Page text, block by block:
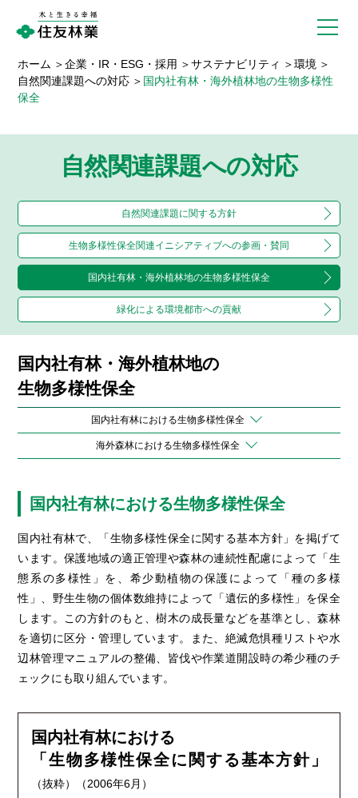
ホーム 企業・IR・ESG・採用 サステナビリティ
環境
自然関連課題への対応
国内社有林・海外植林地の生物多様性
保全
自然関連課題への対応
自然関連課題に関する方針
生物多様性保全関連イニシアティブへの参画・賛同
国内社有林・海外植林地の生物多様性保全
緑化による環境都市への貢献
国内社有林・海外植林地の
生物多様性保全
国内社有林における生物多様性保全
海外森林における生物多様性保全
国内社有林における生物多様性保全
国内社有林で、「生物多様性保全に関する基本方針」を掲げて
います。保護地域の適正管理や森林の連続性配慮によって「生
態系の多様性」を、希少動植物の保護によって「種の多様
性」、野生生物の個体数維持によって「遺伝的多様性」を保全
します。この方針のもと、樹木の成長量などを基準とし、森林
を適切に区分・管理しています。また、絶滅危惧種リストや水
辺林管理マニュアルの整備、皆伐や作業道開設時の希少種のチ
ェックにも取り組んでいます。
国内社有林における
「生物多様性保全に関する基本方針」
（抜粋） （2006年6月）